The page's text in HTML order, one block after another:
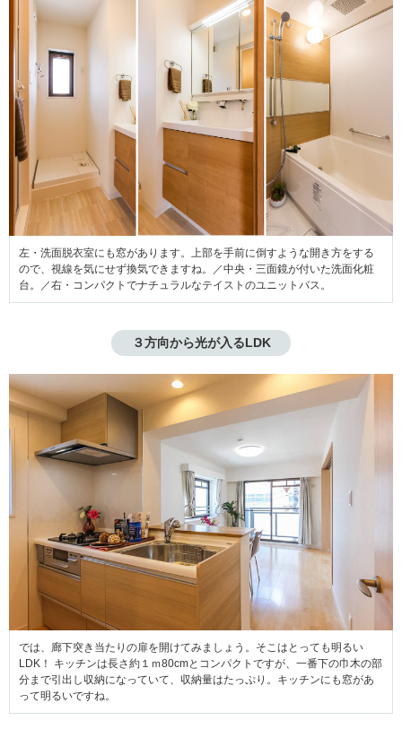
左・洗面脱衣室にも窓があります。上部を手前に倒すような開き方をする
ので、視線を気にせず換気できますね。／中央・三面鏡が付いた洗面化粧
台。／右・コンパクトでナチュラルなテイストのユニットバス。
３方向から光が入るLDK
では、廊下突き当たりの扉を開けてみましょう。そこはとっても明るい
LDK！ キッチンは長さ約１ｍ80cmとコンパクトですが、一番下の巾木の部
分まで引出し収納になっていて、収納量はたっぷり。キッチンにも窓があ
って明るいですね。